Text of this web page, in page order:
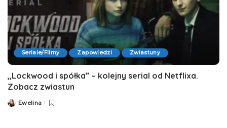
Seriale/Filmy Zapowiedzi Zwiastuny
,,Lockwood i spółka” – kolejny serial od Netflixa.
Zobacz zwiastun
PostedEwelina